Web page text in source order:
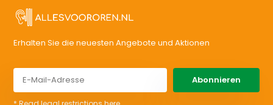
Erhalten Sie die neuesten Angebote und Aktionen
Abonnieren